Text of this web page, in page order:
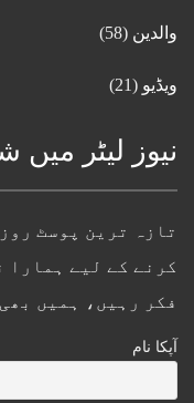
والدین (58)
ویڈیو (21)
نیوز لیٹر میں
تازہ ترین پوسٹ
کرنے کے لیے ہمارا
فکر رہیں، ہمیں
آپکا نام